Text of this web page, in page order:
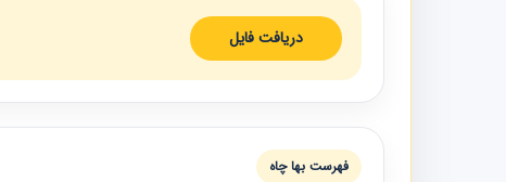
دریافت فایل
فهرست بها چاه